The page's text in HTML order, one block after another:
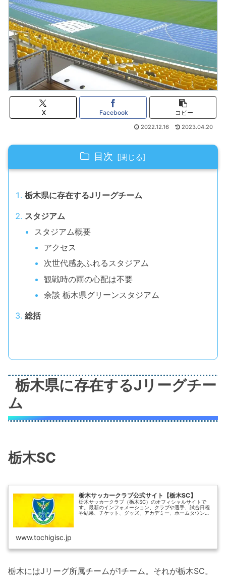
X Facebook コピー
2022.12.16 2023.04.20
目次
栃木県に存在するJリーグチーム
スタジアム
スタジアム概要
アクセス
次世代感あふれるスタジアム
観戦時の雨の心配は不要
余談 栃木県グリーンスタジアム
総括
栃木県に存在するJリーグチー
ム
栃木SC
栃木サッカークラブ公式サイト【栃木SC】
栃木サッカークラブ（栃木SC）のオフィシャルサイトで
す。最新のインフォメーション、クラブや選手、試合日程
や結果、チケット、グッズ、アカデミー、ホームタウン活
www.tochigisc.jp
栃木にはJリーグ所属チームが1チーム。それが栃木SC。